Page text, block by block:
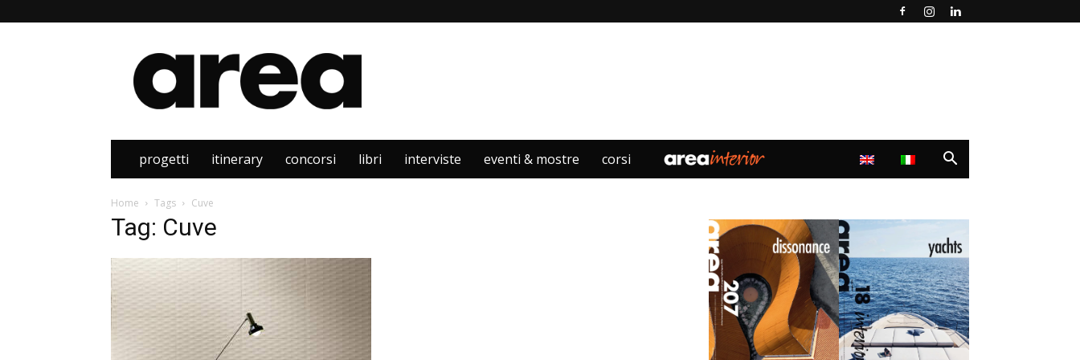
Area
progetti itinerary concorsi libri interviste eventi & mostre corsi
Home Tags Cuve
Tag: Cuve